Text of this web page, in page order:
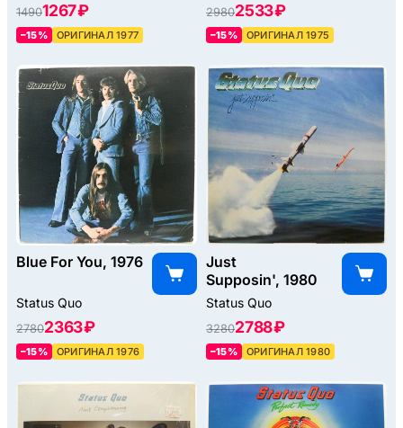
14901267 ₽
–15% ОРИГИНАЛ 1977
29802533 ₽
–15% ОРИГИНАЛ 1975
Blue For You, 1976
Status Quo
27802363 ₽
–15% ОРИГИНАЛ 1976
Just
Supposin', 1980
Status Quo
32802788 ₽
–15% ОРИГИНАЛ 1980